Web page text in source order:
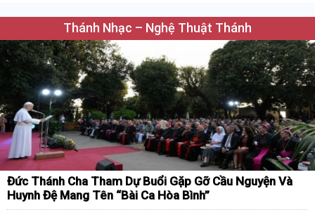
Thánh Nhạc – Nghệ Thuật Thánh
Đức Thánh Cha Tham Dự Buổi Gặp Gỡ Cầu Nguyện Và
Huynh Đệ Mang Tên “Bài Ca Hòa Bình”